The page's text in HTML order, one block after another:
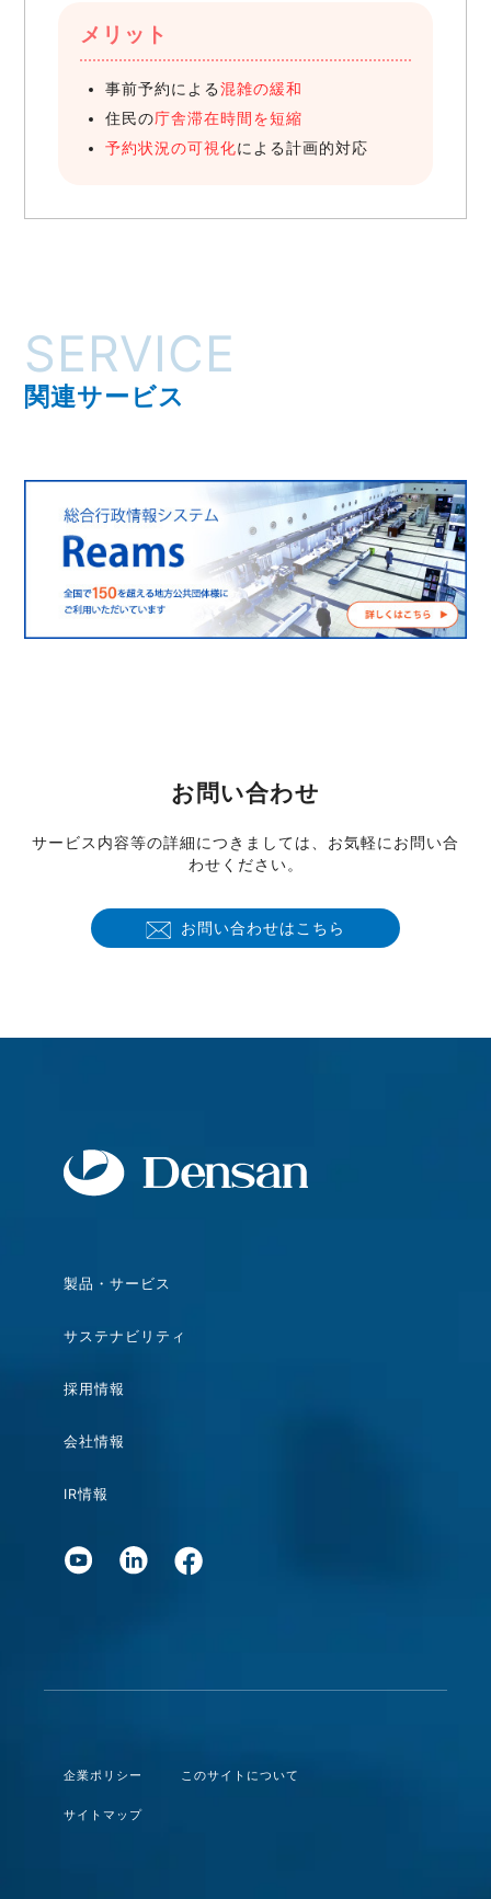
メリット
事前予約による混雑の緩和
住民の庁舎滞在時間を短縮
予約状況の可視化による計画的対応
SERVICE
関連サービス
お問い合わせ
サービス内容等の詳細につきましては、お気軽にお問い合
わせください。
お問い合わせはこちら
製品・サービス
サステナビリティ
採用情報
会社情報
IR情報
企業ポリシー このサイトについて
サイトマップ